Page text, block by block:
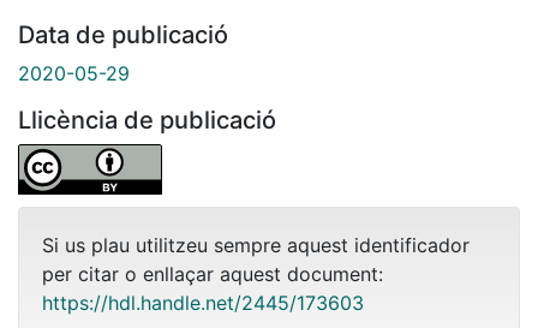
Data de publicació
2020-05-29
Llicència de publicació
Si us plau utilitzeu sempre aquest identificador
per citar o enllaçar aquest document:
https://hdl.handle.net/2445/173603